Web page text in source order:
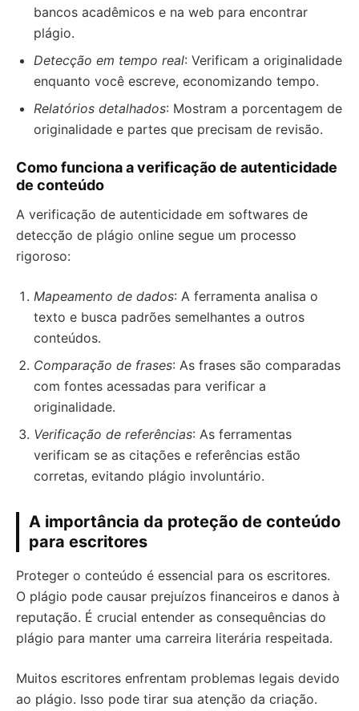
bancos acadêmicos e na web para encontrar
plágio.
Detecção em tempo real: Verificam a originalidade
enquanto você escreve, economizando tempo.
Relatórios detalhados: Mostram a porcentagem de
originalidade e partes que precisam de revisão.
Como funciona a verificação de autenticidade
de conteúdo
A verificação de autenticidade em softwares de
detecção de plágio online segue um processo
rigoroso:
Mapeamento de dados: A ferramenta analisa o
texto e busca padrões semelhantes a outros
conteúdos.
Comparação de frases: As frases são comparadas
com fontes acessadas para verificar a
originalidade.
Verificação de referências: As ferramentas
verificam se as citações e referências estão
corretas, evitando plágio involuntário.
A importância da proteção de conteúdo
para escritores
Proteger o conteúdo é essencial para os escritores.
O plágio pode causar prejuízos financeiros e danos à
reputação. É crucial entender as consequências do
plágio para manter uma carreira literária respeitada.
Muitos escritores enfrentam problemas legais devido
ao plágio. Isso pode tirar sua atenção da criação.